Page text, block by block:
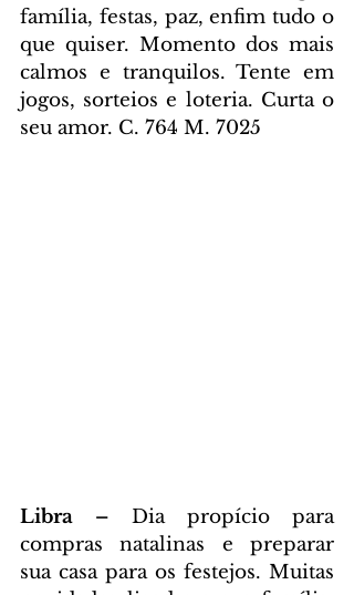
família, festas, paz, enfim tudo o
que quiser. Momento dos mais
calmos e tranquilos. Tente em
jogos, sorteios e loteria. Curta o
seu amor. C. 764 M. 7025
Libra – Dia propício para
compras natalinas e preparar
sua casa para os festejos. Muitas